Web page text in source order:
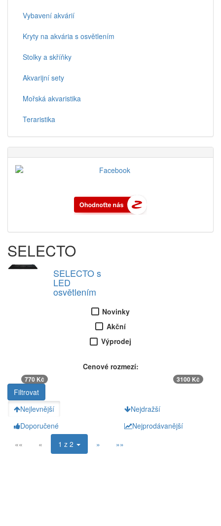
Vybavení akvárií
Kryty na akvária s osvětlením
Stolky a skříňky
Akvarijní sety
Mořská akvaristika
Teraristika
SELECTO
SELECTO s
LED
osvětlením
Novinky
Akční
Výprodej
Cenové rozmezí:
770 Kč 3100 Kč
Nejlevnější
Nejdražší
Doporučené
Nejprodávanější
««
« 1 z 2 » »»